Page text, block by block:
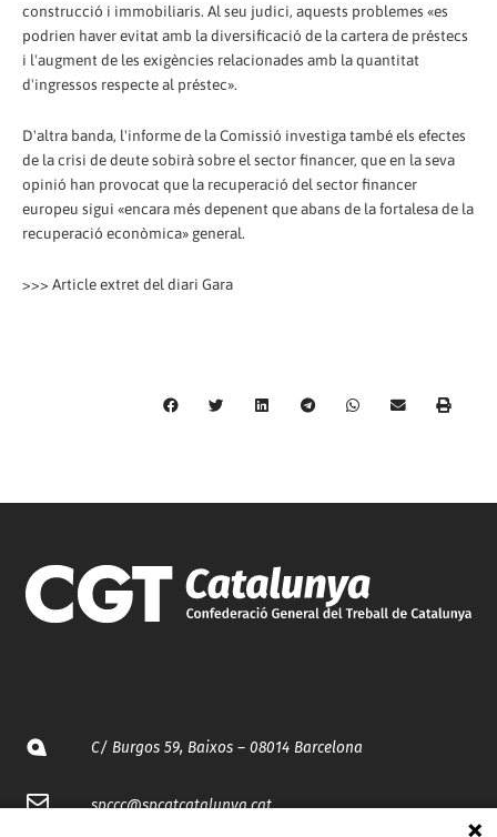
construcció i immobiliaris. Al seu judici, aquests problemes «es
podrien haver evitat amb la diversificació de la cartera de préstecs
i l'augment de les exigències relacionades amb la quantitat
d'ingressos respecte al préstec».
D'altra banda, l'informe de la Comissió investiga també els efectes
de la crisi de deute sobirà sobre el sector financer, que en la seva
opinió han provocat que la recuperació del sector financer
europeu sigui «encara més depenent que abans de la fortalesa de la
recuperació econòmica» general.
>>> Article extret del diari Gara
C/ Burgos 59, Baixos – 08014 Barcelona
spccc@spcgtcatalunya.cat